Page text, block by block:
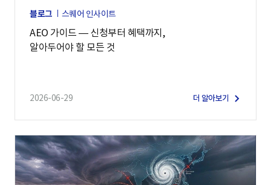
블로그 스퀘어 인사이트
AEO 가이드 — 신청부터 혜택까지,
알아두어야 할 모든 것
2026-06-29 더 알아보기